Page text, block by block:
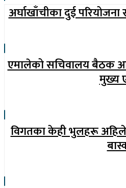
अर्घाखाँचीका दुई परियोजना
एमालेको सचिवालय बैठक
मुख्य
विगतका केही भुलहरू